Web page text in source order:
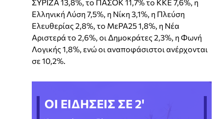
ΣΥΡΙΖΑ 13,8%, το ΠΑΣΟΚ 11,7% το ΚΚΕ 7,6%, η
Ελληνική Λύση 7,5%, η Νίκη 3,1%, η Πλεύση
Ελευθερίας 2,8%, το ΜεΡΑ25 1,8%, η Νέα
Αριστερά το 2,6%, οι Δημοκράτες 2,3%, η Φωνή
Λογικής 1,8%, ενώ οι αναποφάσιστοι ανέρχονται
σε 10,2%.
ΟΙ ΕΙΔΗΣΕΙΣ ΣΕ 2'